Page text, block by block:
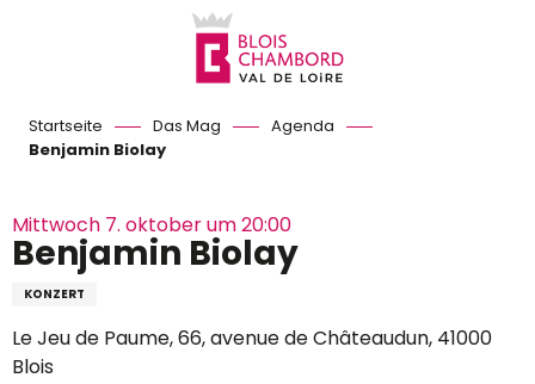
Startseite Das Mag
Agenda
Benjamin Biolay
Mittwoch 7. oktober um 20:00
Benjamin Biolay
KONZERT
Le Jeu de Paume, 66, avenue de Châteaudun, 41000
Blois